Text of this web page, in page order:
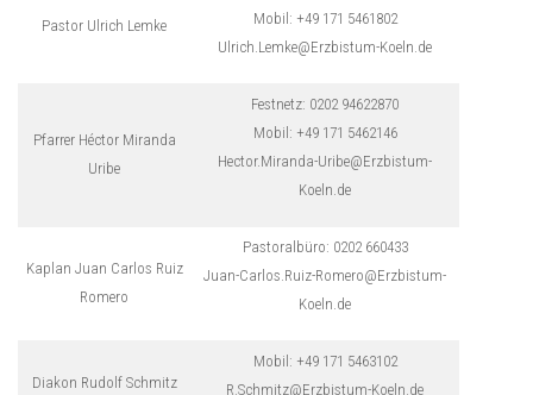
Pastor Ulrich Lemke
Mobil: +49 171 5461802
Ulrich.Lemke@Erzbistum-Koeln.de
Pfarrer Héctor Miranda
Uribe
Festnetz: 0202 94622870
Mobil: +49 171 5462146
Hector.Miranda-Uribe@Erzbistum-
Koeln.de
Kaplan Juan Carlos Ruiz
Romero
Pastoralbüro: 0202 660433
Juan-Carlos.Ruiz-Romero@Erzbistum-
Koeln.de
Diakon Rudolf Schmitz
Mobil: +49 171 5463102
R.Schmitz@Erzbistum-Koeln.de